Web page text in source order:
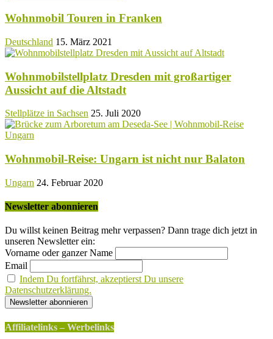
Wohnmobil Touren in Franken
Deutschland 15. März 2021
Wohnmobilstellplatz Dresden mit großartiger
Aussicht auf die Altstadt
Stellplätze in Sachsen 25. Juli 2020
Wohnmobil-Reise: Ungarn ist nicht nur Balaton
Ungarn 24. Februar 2020
Newsletter abonnieren
Du willst keinen Beitrag mehr verpassen? Dann trage dich jetzt in
unseren Newsletter ein:
Vorname oder ganzer Name
Email
Indem Du fortfährst, akzeptierst Du unsere
Datenschutzerklärung.
Affiliatelinks – Werbelinks